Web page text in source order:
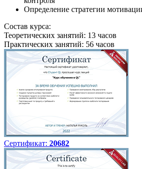
Определение стратегии
Состав курса:
Теоретических занятий: 13 часов
Практических занятий: 56 часов
Сертификат: 20682